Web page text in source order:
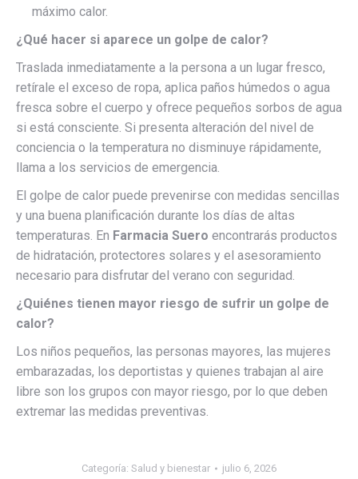
máximo calor.
¿Qué hacer si aparece un golpe de calor?
Traslada inmediatamente a la persona a un lugar fresco,
retírale el exceso de ropa, aplica paños húmedos o agua
fresca sobre el cuerpo y ofrece pequeños sorbos de agua
si está consciente. Si presenta alteración del nivel de
conciencia o la temperatura no disminuye rápidamente,
llama a los servicios de emergencia.
El golpe de calor puede prevenirse con medidas sencillas
y una buena planificación durante los días de altas
temperaturas. En Farmacia Suero encontrarás productos
de hidratación, protectores solares y el asesoramiento
necesario para disfrutar del verano con seguridad.
¿Quiénes tienen mayor riesgo de sufrir un golpe de
calor?
Los niños pequeños, las personas mayores, las mujeres
embarazadas, los deportistas y quienes trabajan al aire
libre son los grupos con mayor riesgo, por lo que deben
extremar las medidas preventivas.
Categoría: Salud y bienestar julio 6, 2026